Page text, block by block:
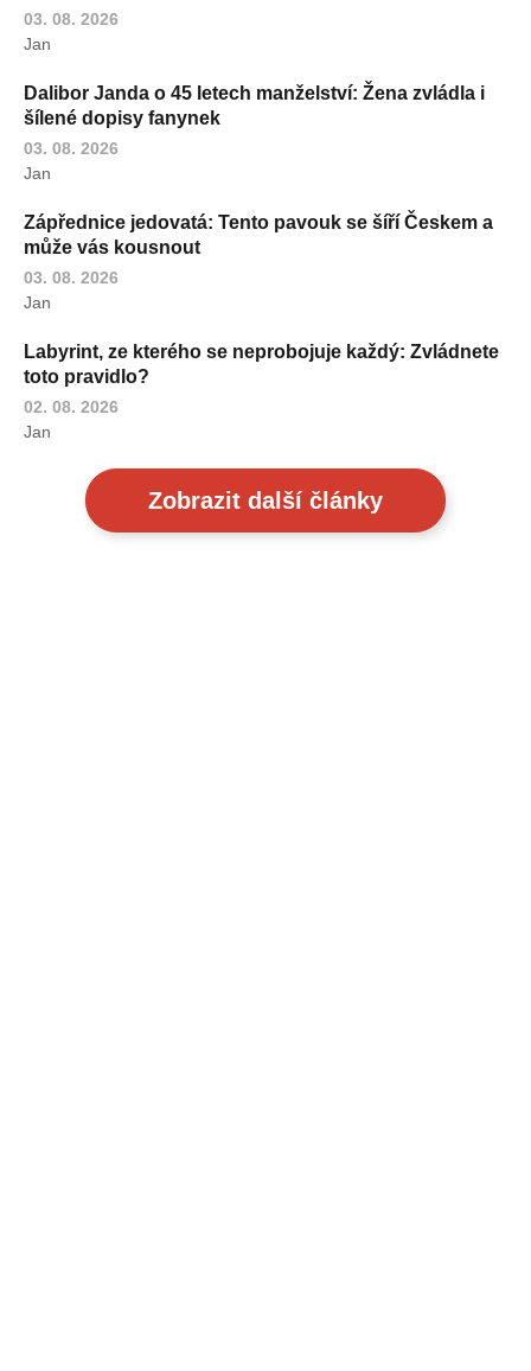
03. 08. 2026
Jan
Dalibor Janda o 45 letech manželství: Žena zvládla i
šílené dopisy fanynek
03. 08. 2026
Jan
Zápřednice jedovatá: Tento pavouk se šíří Českem a
může vás kousnout
03. 08. 2026
Jan
Labyrint, ze kterého se neprobojuje každý: Zvládnete
toto pravidlo?
02. 08. 2026
Jan
Zobrazit další články